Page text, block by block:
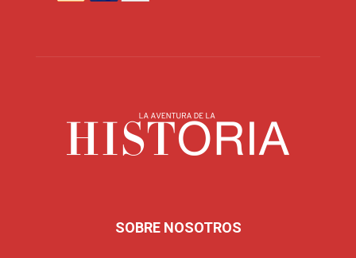
SOBRE NOSOTROS